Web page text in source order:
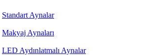
Standart Aynalar
Makyaj Aynaları
LED Aydınlatmalı Aynalar